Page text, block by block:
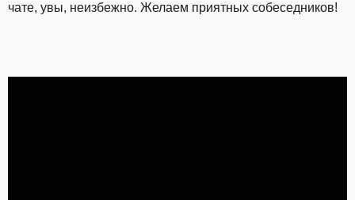
чате, увы, неизбежно. Желаем приятных собеседников!